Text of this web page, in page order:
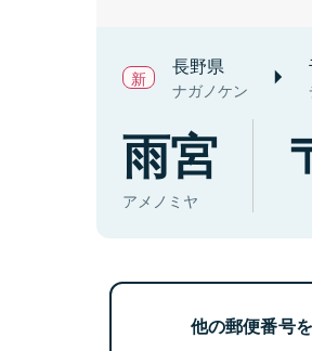
長野県
ナガノケン
雨宮
アメノミヤ
他の郵便番号